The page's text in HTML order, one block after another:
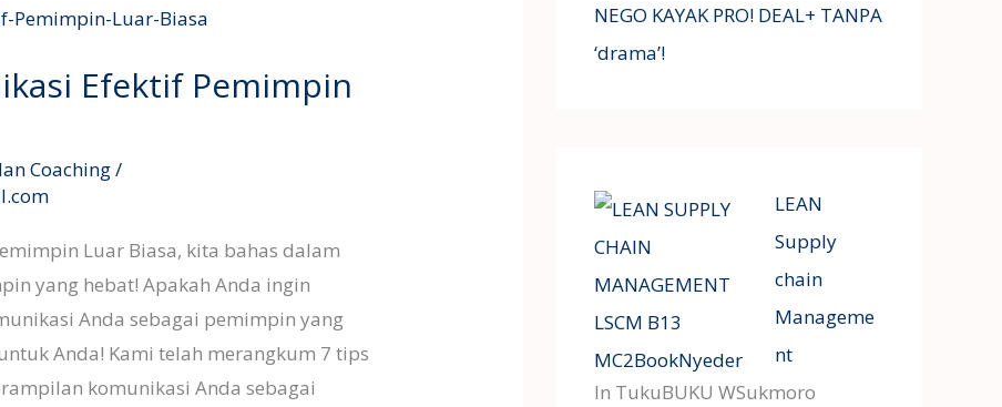
Efektif Pemimpin
Coaching/
Luar Biasa, kita bahas dalam
yang hebat! Apakah Anda ingin
Anda sebagai pemimpin yang
Anda! Kami telah merangkum 7 tips
komunikasi Anda sebagai
NEGO KAYAK PRO! DEAL+ TANPA
‘drama’!
LEAN
Supply
chain
Manageme
nt
In TukuBUKU WSukmoro